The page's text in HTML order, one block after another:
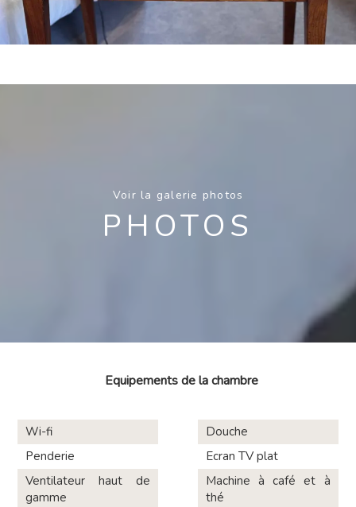
Voir la galerie photos
PHOTOS
Equipements de la chambre
Wi-fi
Penderie
Ventilateur haut de
gamme
Douche
Ecran TV plat
Machine à café et à
thé